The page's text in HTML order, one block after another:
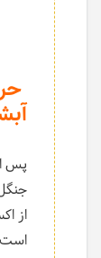
پس
از